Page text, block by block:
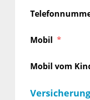
Mobil
Mobil vom
Versicherung